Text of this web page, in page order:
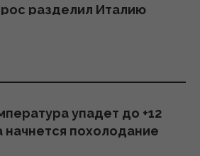
разделил Италию
но вспомнил о "флагах
2026
упадет до +12
начнется похолодание